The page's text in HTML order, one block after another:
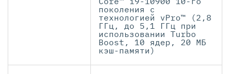
поколения с
технологией vPro™ (2,8
ГГц, до 5,1 ГГц при
использовании Turbo
Boost, 10 ядер, 20 МБ
кэш-памяти)